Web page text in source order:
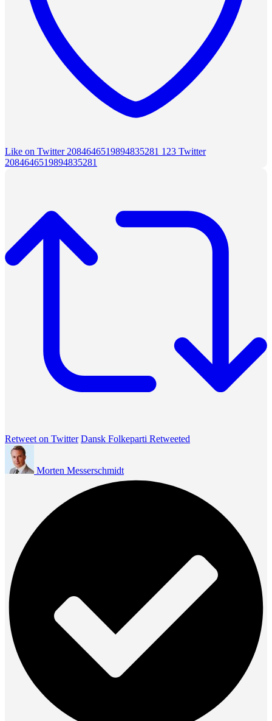
Like on Twitter 2084646519894835281 123 Twitter
2084646519894835281
Retweet on Twitter Dansk Folkeparti Retweeted
Morten Messerschmidt